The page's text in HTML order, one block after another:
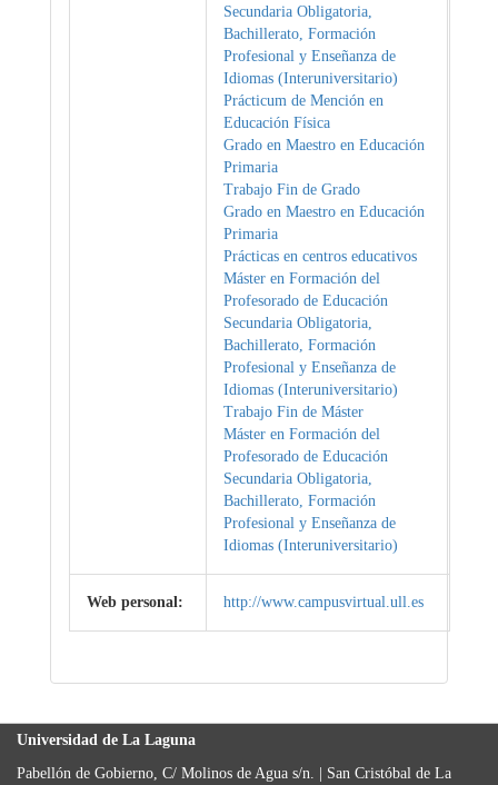
Secundaria Obligatoria,
Bachillerato, Formación
Profesional y Enseñanza de
Idiomas (Interuniversitario)
Prácticum de Mención en
Educación Física
Grado en Maestro en Educación
Primaria
Trabajo Fin de Grado
Grado en Maestro en Educación
Primaria
Prácticas en centros educativos
Máster en Formación del
Profesorado de Educación
Secundaria Obligatoria,
Bachillerato, Formación
Profesional y Enseñanza de
Idiomas (Interuniversitario)
Trabajo Fin de Máster
Máster en Formación del
Profesorado de Educación
Secundaria Obligatoria,
Bachillerato, Formación
Profesional y Enseñanza de
Idiomas (Interuniversitario)
Web personal: http://www.campusvirtual.ull.es
Universidad de La Laguna
Pabellón de Gobierno, C/ Molinos de Agua s/n. | San Cristóbal de La